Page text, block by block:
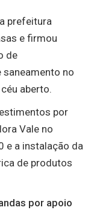
prefeitura
e firmou
de
saneamento no
aberto.
por
Vale no
e a instalação da
de produtos
por apoio